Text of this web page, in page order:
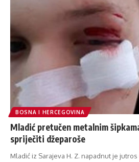
BOSNA I HERCEGOVINA
Mladić pretučen metalnim
spriječiti džeparoše
Mladić iz Sarajeva H. Z. napadnut je